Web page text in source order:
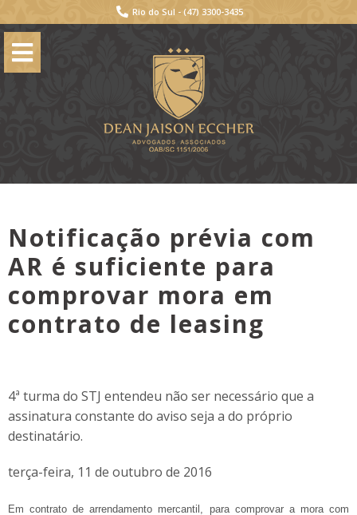
Rio do Sul - (47) 3300-3435
Notificação prévia com
AR é suficiente para
comprovar mora em
contrato de leasing
4ª turma do STJ entendeu não ser necessário que a
assinatura constante do aviso seja a do próprio
destinatário.
terça-feira, 11 de outubro de 2016
Em contrato de arrendamento mercantil, para comprovar a mora com